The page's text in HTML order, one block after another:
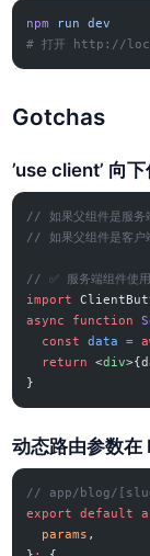
npm run
dev
# 打开 http://
Gotchas
’use client’ 向
// 如果父组件是服务
// 如果父组件是客户
// ✅ 服务端组件使用
import
async
function
  const
data =
  return
<div
}
动态路由参数在
// app/blog/
export
default
  params
,